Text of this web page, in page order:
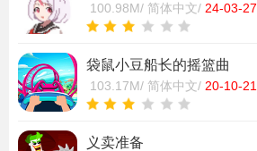
100.98M/ 简体中文/ 24-03-27
袋鼠小豆船长的摇篮曲
103.17M/ 简体中文/ 20-10-21
义卖准备